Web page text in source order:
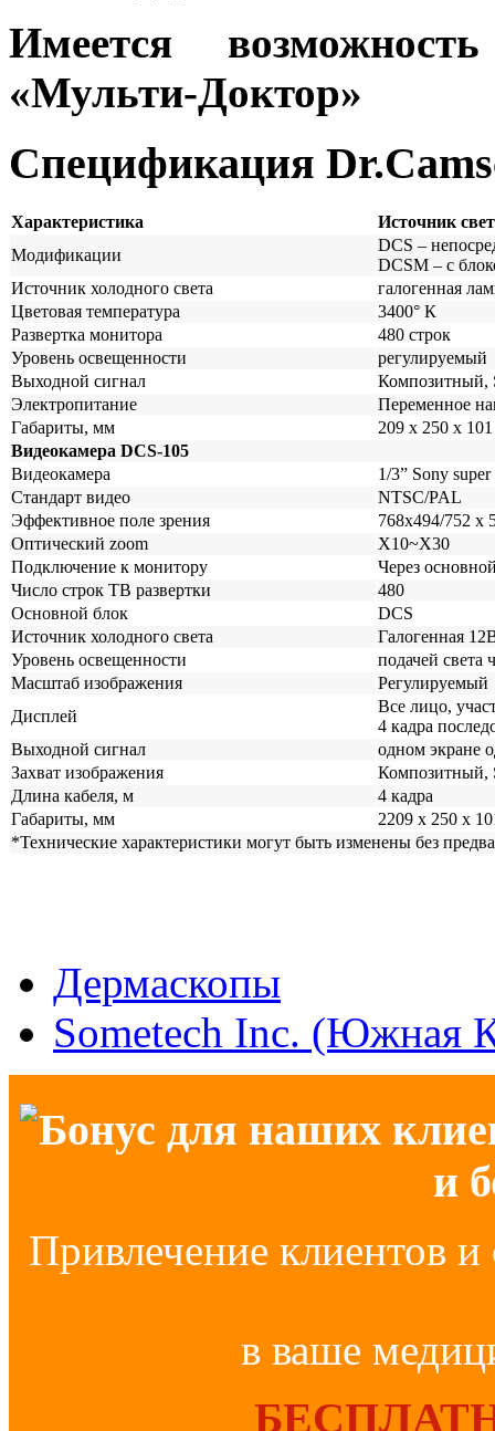
Имеется
«Мульти-Доктор»
Cпецификация
Характеристика
Источник
Модификации
DCS –
DCSM – с
Источник холодного света
галогенная
Цветовая температура
3400° К
Развертка монитора
480 строк
Уровень освещенности
регулируемый
Выходной сигнал
Композитный,
Электропитание
Переменное
Габариты, мм
209 х 250 х 101
Видеокамера DCS-105
Видеокамера
1/3” Sony
Стандарт видео
NTSC/PAL
Эффективное поле зрения
768x494/752 x
Оптический zoom
X10~X30
Подключение к монитору
Через
Число строк ТВ развертки
480
Основной блок
DCS
Источник холодного света
Галогенная
Уровень освещенности
подачей света
Масштаб изображения
Регулируемый
Дисплей
Все лицо,
4 кадра
Выходной сигнал
одном экране
Захват изображения
Композитный,
Длина кабеля, м
4 кадра
Габариты, мм
2209 х 250 х
*Технические характеристики могут быть изменены без
Дермаскопы
Sometech Inc. (Южная
Бонус для наших
и
Привлечение клиентов и
в ваше